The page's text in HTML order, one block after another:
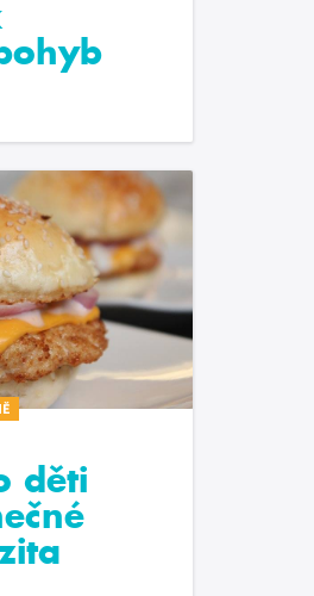
děti